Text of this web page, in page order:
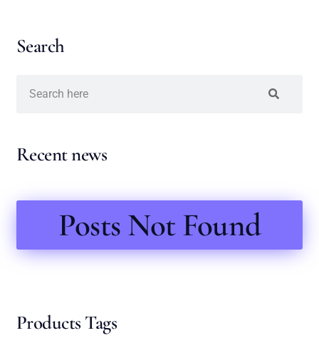
Search
Recent news
Posts Not Found
Products Tags